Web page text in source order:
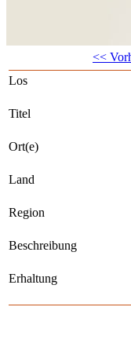
<<
Los
Titel
Ort(e)
Land
Region
Beschreibung
Erhaltung